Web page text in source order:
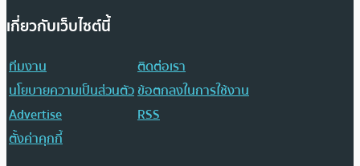
เกี่ยวกับเว็บไซต์นี้
ทีมงาน
ติดต่อเรา
นโยบายความเป็นส่วนตัวข้อตกลงในการใช้งาน
Advertise
RSS
ตั้งค่าคุกกี้